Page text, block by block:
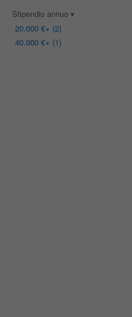
Stipendio annuo
20.000 €+ (2)
40.000 €+ (1)